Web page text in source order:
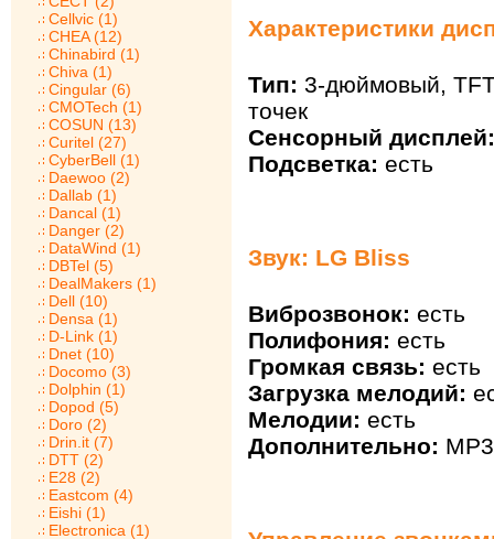
Cellvic (1)
CHEA (12)
Chinabird (1)
Chiva (1)
Cingular (6)
CMOTech (1)
COSUN (13)
Curitel (27)
CyberBell (1)
Daewoo (2)
Dallab (1)
Dancal (1)
Danger (2)
DataWind (1)
DBTel (5)
DealMakers (1)
Dell (10)
Densa (1)
D-Link (1)
Dnet (10)
Docomo (3)
Dolphin (1)
Dopod (5)
Doro (2)
Drin.it (7)
DTT (2)
E28 (2)
Eastcom (4)
Eishi (1)
Electronica (1)
Характеристики
Тип: 3-дюймовый,
точек
Сенсорный дисплей:
Подсветка: есть
Звук: LG Bliss
Виброзвонок: есть
Полифония: есть
Громкая связь: есть
Загрузка мелодий:
Мелодии: есть
Дополнительно: